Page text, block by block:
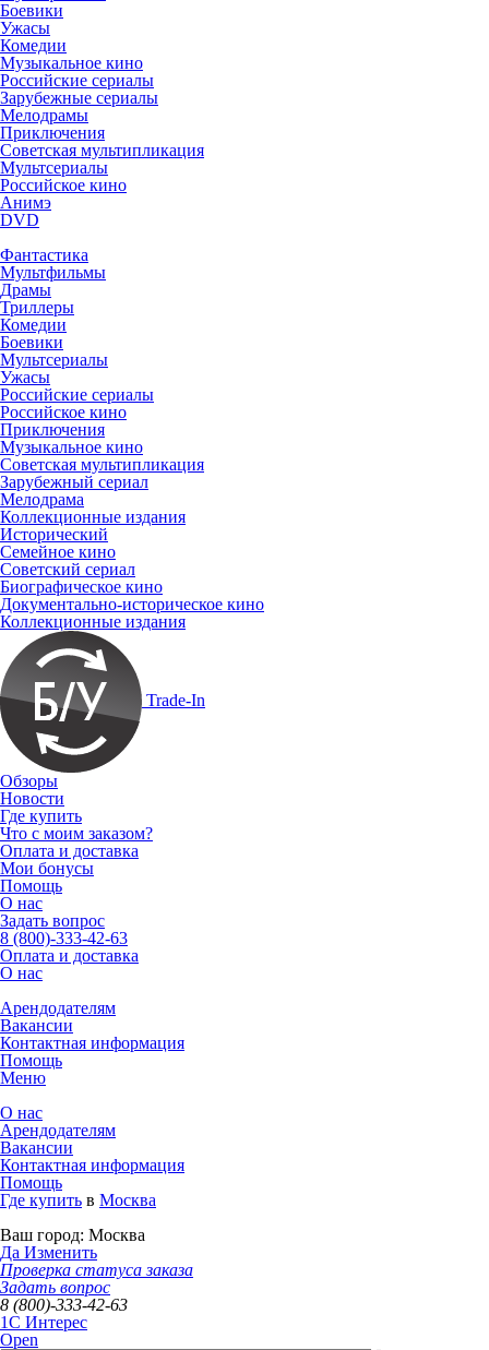
Боевики
Ужасы
Комедии
Музыкальное кино
Российские сериалы
Зарубежные сериалы
Мелодрамы
Приключения
Советская мультипликация
Мультсериалы
Российское кино
Анимэ
DVD
Фантастика
Мультфильмы
Драмы
Триллеры
Комедии
Боевики
Мультсериалы
Ужасы
Российские сериалы
Российское кино
Приключения
Музыкальное кино
Советская мультипликация
Зарубежный сериал
Мелодрама
Коллекционные издания
Исторический
Семейное кино
Советский сериал
Биографическое кино
Документально-историческое кино
Коллекционные издания
Trade-In
Обзоры
Новости
Где купить
Что с моим заказом?
Оплата и доставка
Мои бонусы
Помощь
О нас
Задать вопрос
8 (800)-333-42-63
Оплата и доставка
О нас
Арендодателям
Вакансии
Контактная информация
Помощь
Меню
О нас
Арендодателям
Вакансии
Контактная информация
Помощь
Где купить в Москва
Ваш город: Москва
Да Изменить
Проверка статуса заказа
Задать вопрос
8 (800)-333-42-63
1C Интерес
Open